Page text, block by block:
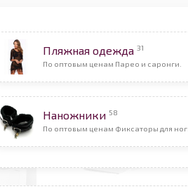
Пляжная одежда 31
По оптовым ценам Парео и саронги.
Наножники 58
По оптовым ценам Фиксаторы для ног.